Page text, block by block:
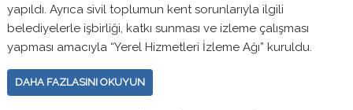
yapıldı. Ayrıca sivil toplumun kent sorunlarıyla ilgili
belediyelerle işbirliği, katkı sunması ve izleme çalışması
yapması amacıyla “Yerel Hizmetleri İzleme Ağı” kuruldu.
DAHA FAZLASINI OKUYUN